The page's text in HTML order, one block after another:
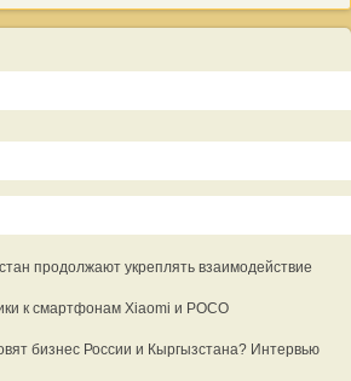
продолжают укреплять взаимодействие
к смартфонам Xiaomi и POCO
бизнес России и Кыргызстана? Интервью